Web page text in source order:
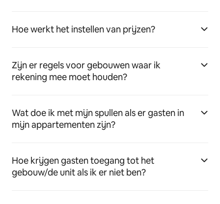
Hoe werkt het instellen van prijzen?
Zijn er regels voor gebouwen waar ik
rekening mee moet houden?
Wat doe ik met mijn spullen als er gasten in
mijn appartementen zijn?
Hoe krijgen gasten toegang tot het
gebouw/de unit als ik er niet ben?